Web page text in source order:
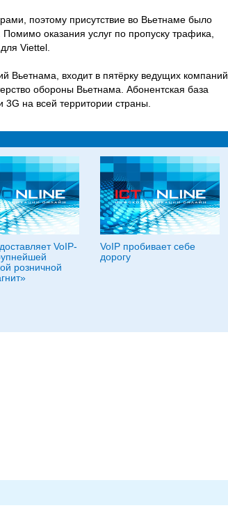
поэтому присутствие во Вьетнаме было
оказания услуг по пропуску трафика,
Viettel.
Вьетнама, входит в пятёрку ведущих компаний
обороны Вьетнама. Абонентская база
3G на всей территории страны.
VoIP-
розничной
VoIP пробивает себе
дорогу